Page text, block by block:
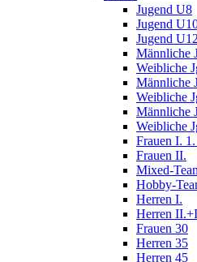
Jugend U8
Jugend
Jugend U12
Männliche
Weibliche
Männliche
Weibliche
Männliche
Weibliche
Frauen I.
Frauen II.
Mixed-
Hobby-
Herren I.
Herren
Frauen 30
Herren 35
Herren 45